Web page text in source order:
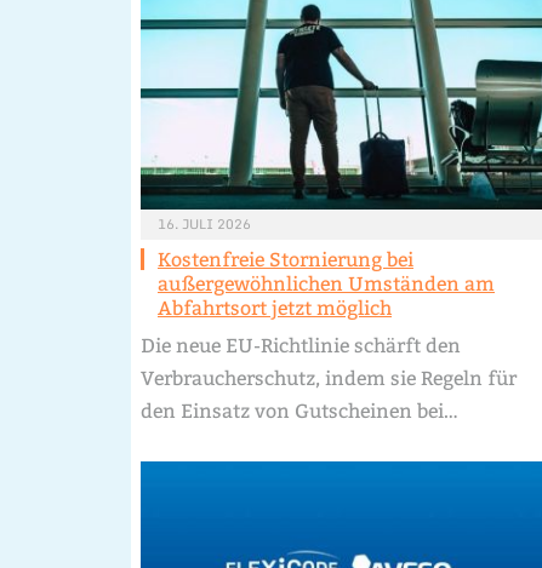
16. JULI 2026
Kostenfreie Stornierung bei
außergewöhnlichen Umständen am
Abfahrtsort jetzt möglich
Die neue EU-Richtlinie schärft den
Verbraucherschutz, indem sie Regeln für
den Einsatz von Gutscheinen bei…